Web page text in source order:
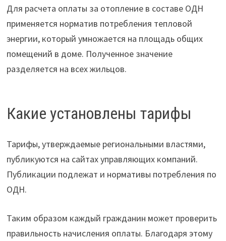
Для расчета оплаты за отопление в составе ОДН
применяется норматив потребления тепловой
энергии, который умножается на площадь общих
помещений в доме. Полученное значение
разделяется на всех жильцов.
Какие установлены тарифы
Тарифы, утверждаемые региональными властями,
публикуются на сайтах управляющих компаний.
Публикации подлежат и нормативы потребления по
ОДН.
Таким образом каждый гражданин может проверить
правильность начисления оплаты. Благодаря этому